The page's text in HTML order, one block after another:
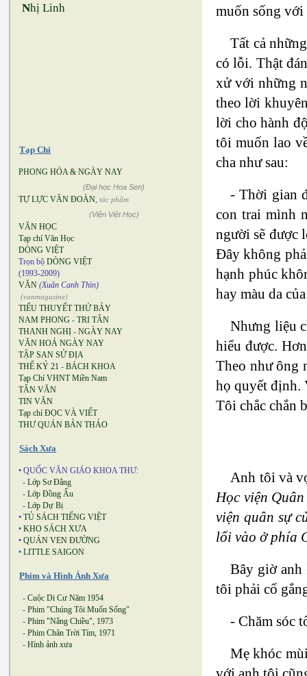
Nhị Linh
Tạp Chí
PHONG HÓA & NGÀY NAY
(Đại học Hoa Sen)
TỰ LỰC VĂN ĐOÀN, tác phẩm
(Viện Việt Học)
VĂN HỌC
Tạp chí Văn Học
DÒNG VIỆT
Trọn bộ DÒNG VIỆT
(1993-2009)
VĂN (Xuân Canh Thìn)
(vanmagazine)
TIỂU THUYẾT THỨ BẢY
NAM PHONG - TRI TÂN
THANH NGHỊ - NGÀY NAY
VĂN HOÁ NGÀY NAY
TẬP SAN SỬ ĐỊA
THẾ KỶ 21 - BÁCH KHOA
Tạp Chí VHNT Miền Nam
TÂN VĂN
TIN VĂN
Tạp chí ĐỌC VÀ VIẾT
THƯ QUÁN BẢN THẢO
Sách Xưa
• QUỐC VĂN GIÁO KHOA THƯ:
- Lớp Sơ Đẳng
- Lớp Đồng Ấu
- Lớp Dự Bị
• TỦ SÁCH TIẾNG VIỆT
• KHO SÁCH XƯA
• QUÁN VEN ĐƯỜNG
• LITTLE SAIGON
Phim và Hình Ảnh Xưa
- Cuộc Di Cư Năm 1954
- Phim "Chúng Tôi Muốn Sống"
- Phim "Nắng Chiều", 1973
- Phim Chân Trời Tím, 1971
- Hình ảnh xưa
muốn sống
Tất cả
có lỗi. Thật
xử với những
theo lời
lời cho hành
tôi muốn lao
cha như sau:
- Thời gian
con trai mình
người sẽ được
Đây không
hạnh phúc
hay màu da
Nhưng liệu
hiểu được.
Theo như ông
họ quyết định.
Tôi chắc chắn
Anh tôi và
Học viện
viện quân sự
lối vào ở phía
Bây giờ
tôi phải cố
- Chăm sóc
Mẹ khóc